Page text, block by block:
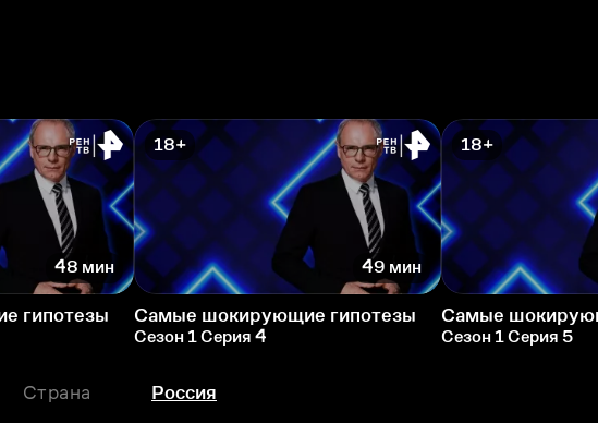
48 мин
гипотезы
18+
49 мин
Самые шокирующие гипотезы
Сезон 1 Серия 4
18+
Самые
Сезон 1 Серия 5
Страна Россия